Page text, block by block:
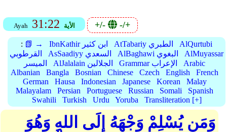
Ayah 31:22 الأية +/- -/+
: 📗 → IbnKathir ابن كثير AtTabariy الطبري
AlQurtubi
القرطوبي
AsSaadiyy السعدي AlBaghawi البغوي
AlMuyassar
الميسر
AlJalalain الجلالين Grammar الإعراب
Arabic
Albanian
Bangla Bosnian Chinese Czech English
French
German
Hausa Indonesian Japanese Korean
Malay
Malayalam
Persian Portuguese Russian Somali
Spanish
Swahili
Turkish Urdu Yoruba Transliteration [+]
وَمَن يُسْلِمْ وَجْهَهُ إِلَى اللهِ وَهُوَ